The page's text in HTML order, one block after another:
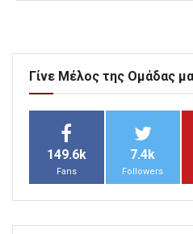
Γίνε Μέλος της Ομάδας
149.6k
Fans
7.4k
Followers